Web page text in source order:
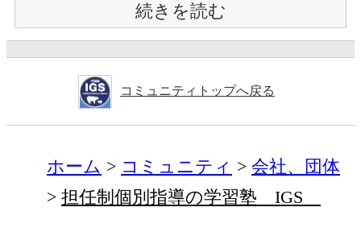
続きを読む
コミュニティトップへ戻る
ホーム コミュニティ
会社、団体
担任制個別指導の学習塾 IGS